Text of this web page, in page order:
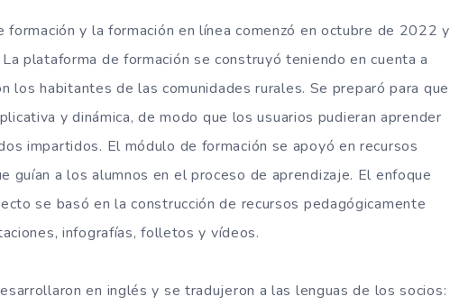
y la formación en línea comenzó en octubre de 2022 y
plataforma de formación se construyó teniendo en cuenta a
los habitantes de las comunidades rurales. Se preparó para que
y dinámica, de modo que los usuarios pudieran aprender
impartidos. El módulo de formación se apoyó en recursos
guían a los alumnos en el proceso de aprendizaje. El enfoque
se basó en la construcción de recursos pedagógicamente
infografías, folletos y vídeos.
en inglés y se tradujeron a las lenguas de los socios: